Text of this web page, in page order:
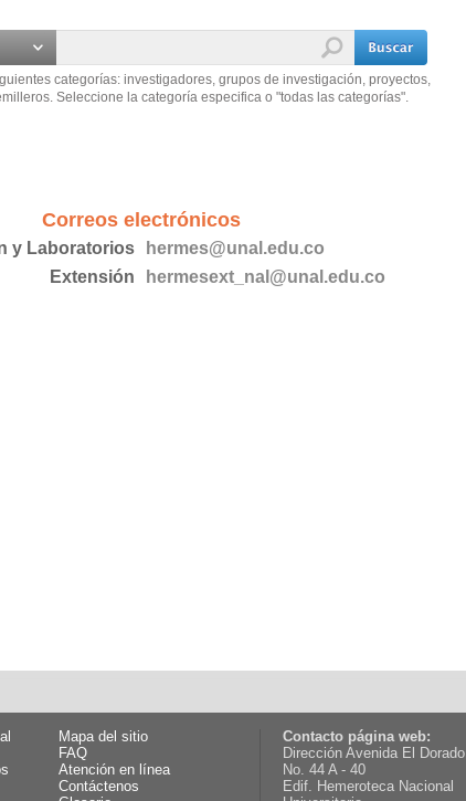
categorías: investigadores, grupos de investigación, proyectos,
Seleccione la categoría especifica o "todas las categorías".
Correos electrónicos
y Laboratorios
hermes@unal.edu.co
Extensión
hermesext_nal@unal.edu.co
Mapa del sitio
FAQ
Atención en línea
Contáctenos
Contacto página web:
Dirección Avenida El Dorado
No. 44 A - 40
Edif. Hemeroteca Nacional